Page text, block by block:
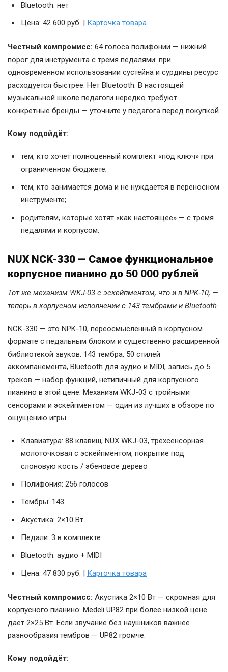
Bluetooth: нет
Цена: 42 600 руб. | Карточка товара
Честный компромисс: 64 голоса полифонии — нижний
порог для инструмента с тремя педалями: при
одновременном использовании сустейна и сурдины ресурс
расходуется быстрее. Нет Bluetooth. В настоящей
музыкальной школе педагоги нередко требуют
конкретные бренды — уточните у педагога перед покупкой.
Кому подойдёт:
тем, кто хочет полноценный комплект «под ключ» при
ограниченном бюджете;
тем, кто занимается дома и не нуждается в переносном
инструменте;
родителям, которые хотят «как настоящее» — с тремя
педалями и корпусом.
NUX NCK-330 — Самое функциональное
корпусное пианино до 50 000 рублей
Тот же механизм WKJ-03 с эскейпментом, что и в NPK-10, —
теперь в корпусном исполнении с 143 тембрами и Bluetooth.
NCK-330 — это NPK-10, переосмысленный в корпусном
формате с педальным блоком и существенно расширенной
библиотекой звуков. 143 тембра, 50 стилей
аккомпанемента, Bluetooth для аудио и MIDI, запись до 5
треков — набор функций, нетипичный для корпусного
пианино в этой цене. Механизм WKJ-03 с тройными
сенсорами и эскейпментом — один из лучших в обзоре по
ощущению игры.
Клавиатура: 88 клавиш, NUX WKJ-03, трёхсенсорная
молоточковая с эскейпментом, покрытие под
слоновую кость / эбеновое дерево
Полифония: 256 голосов
Тембры: 143
Акустика: 2×10 Вт
Педали: 3 в комплекте
Bluetooth: аудио + MIDI
Цена: 47 830 руб. | Карточка товара
Честный компромисс: Акустика 2×10 Вт — скромная для
корпусного пианино: Medeli UP82 при более низкой цене
даёт 2×25 Вт. Если звучание без наушников важнее
разнообразия тембров — UP82 громче.
Кому подойдёт: